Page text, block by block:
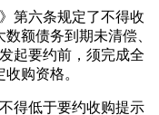
第六条规定了不得收
额债务到期未清偿、
起要约前，须完成全
购资格。
得低于要约收购提示